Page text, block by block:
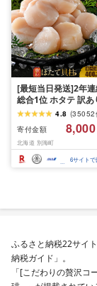
[最短当日発送]2年
総合1位 ホタテ 訳あ
ふるさと納税 ほたて
るさと納税 訳あり 帆
ふるさと わけあり
テ貝柱 貝 人気 不揃い
身 規格外 魚介 ラン
グ 海鮮 冷凍 発送時期
4.8 (35052
寄付金額
8,000
北海道 別海町
6サイトで
ふるさと納税22サイ
納税ガイド」。
「[こだわりの贅沢